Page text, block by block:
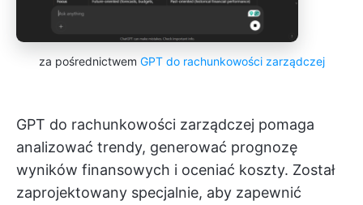
za pośrednictwem GPT do rachunkowości zarządczej
GPT do rachunkowości zarządczej pomaga
analizować trendy, generować prognozę
wyników finansowych i oceniać koszty. Został
zaprojektowany specjalnie, aby zapewnić